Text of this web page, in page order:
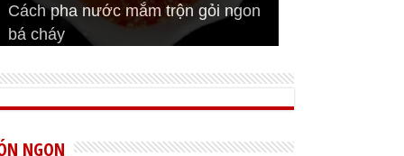
Cách pha nước mắm trộn gỏi ngon
bá cháy
Bí quyết để chiên đậu hũ giòn ngon
Cách ướp sườn non nướng ngon
đúng vị
Cách ướp thịt heo chiên ngon mềm
Bật mí cách ướp sườn cơm tấm
ngon
NGON